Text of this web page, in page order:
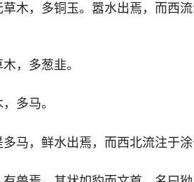
木，多铜玉。嚣水出焉，而西
，多葱韭。
多马。
马，鲜水出焉，而西北流注于涂